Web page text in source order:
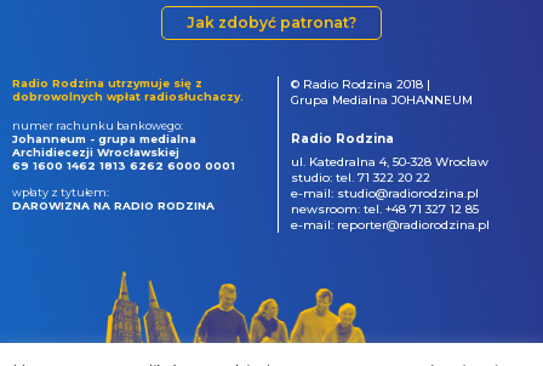
Jak zdobyć patronat?
Radio Rodzina utrzymuje się z
dobrowolnych wpłat radiosłuchaczy.
numer rachunku bankowego:
Johanneum - grupa medialna
Archidiecezji Wrocławskiej
69 1600 1462 1813 6262 6000 0001
wpłaty z tytułem:
DAROWIZNA NA RADIO RODZINA
© Radio Rodzina 2018 |
Grupa Medialna JOHANNEUM
Radio Rodzina
ul. Katedralna 4, 50-328 Wrocław
studio: tel. 71 322 20 22
e-mail: studio@radiorodzina.pl
newsroom: tel. +48 71 327 12 85
e-mail: reporter@radiorodzina.pl